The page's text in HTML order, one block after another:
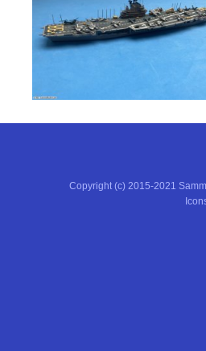
Copyright (c) 2015-2021